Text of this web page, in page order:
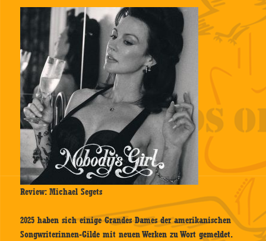
Review: Michael Segets
2025 haben sich einige Grandes Dames der amerikanischen
Songwriterinnen-Gilde mit neuen Werken zu Wort gemeldet.